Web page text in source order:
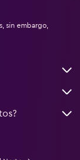
sin embargo,